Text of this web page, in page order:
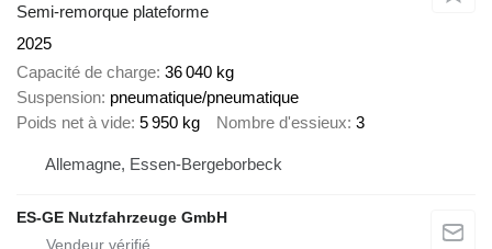
Semi-remorque plateforme
2025
Capacité de charge 36 040 kg
Suspension pneumatique/pneumatique
Poids net à vide 5 950 kg Nombre d'essieux 3
Allemagne, Essen-Bergeborbeck
ES-GE Nutzfahrzeuge GmbH